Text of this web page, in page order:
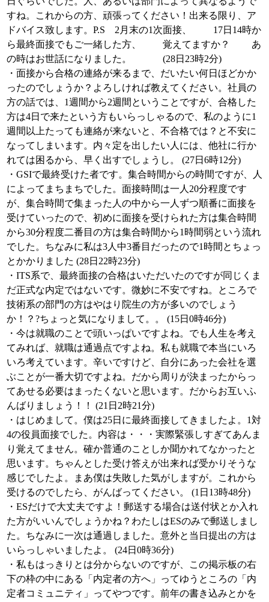
すね。これからの方、頑張ってください！出来る限り、ア
ドバイス致します。P.S 2月末の1次面接、 17日14時か
ら最終面接でもご一緒した方、 覚えてますか？ あ
の時はお世話になりました。 (28日23時2分)
・面接から合格の連絡が来るまで、だいたい何日ほどかか
ったのでしょうか？よろしければ教えてください。社員の
方の話では、1週間から2週間ということですが、合格した
方は4日で来たという方もいらっしゃるので、私のように1
週間以上たっても連絡が来ないと、不合格では？と不安に
なってしまいます。内々定を出したい人には、他社に行か
れては困るから、早く出すでしょうし。 (27日6時12分)
・GSIで最終受けた者です。集合時間からの時間ですが、人
によってまちまちでした。面接時間は一人20分程度です
が、集合時間で集まった人の中から一人ずつ順番に面接を
受けていったので、初めに面接を受けられた方は集合時間
から30分程度二番目の方は集合時間から1時間弱という流れ
でした。ちなみに私は3人中3番目だったので1時間とちょっ
とかかりました (28日22時23分)
・ITS系で、最終面接の合格はいただいたのですが同じくま
だ正式な内定ではないです。微妙に不安ですね。ところで
技術系の部門の方はやはり院生の方が多いのでしょう
か！？?ちょっと気になりまして。。 (15日0時46分)
・今は就職のことで頭いっぱいですよね。でも人生を考え
てみれば、就職は通過点ですよね。私も就職で本当にいろ
いろ考えています。辛いですけど、自分にあった会社を選
ぶことが一番大切ですよね。だから周りが決まったからっ
てあせる必要はまったくないと思います。だからお互いふ
んばりましょう！！ (21日2時21分)
・はじめまして。僕は25日に最終面接してきましたよ。1対
4の役員面接でした。内容は・・・実際緊張しすぎてあんま
り覚えてません。確か普通のことしか聞かれてなかったと
思います。ちゃんとした受け答えが出来れば受かりそうな
感じでしたよ。まあ僕は失敗した気がしますが。これから
受けるのでしたら、がんばってください。 (1日13時48分)
・ESだけで大丈夫ですよ！郵送する場合は送付状とか入れ
た方がいいんでしょうかね？わたしはESのみで郵送しまし
た。ちなみに一次は通過しました。意外と当日提出の方は
いらっしゃいましたよ。 (24日0時36分)
・私もはっきりとは分からないのですが、この掲示板の右
下の枠の中にある「内定者の方へ」ってゆうところの「内
定者コミュニティ」ってやつです。前年の書き込みとかを